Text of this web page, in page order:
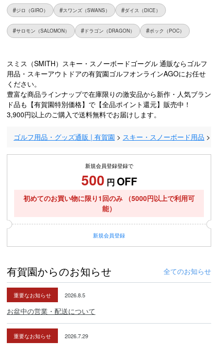
ジロ（GIRO） スワンズ（SWANS） ダイス（DICE）
サロモン（SALOMON） ドラゴン（DRAGON） ポック（POC）
スミス（SMITH）スキー・スノーボードゴーグル 通販ならゴルフ
用品・スキーアウトドアの有賀園ゴルフオンラインAGOにお任せ
ください。
豊富な商品ラインナップで在庫限りの激安品から新作・人気ブラン
ド品も【有賀園特別価格】で【全品ポイント還元】販売中！
3,900円以上のご購入で送料無料でお届けします。
ゴルフ用品・グッズ通販 | 有賀園 スキー・スノーボード用品
新規会員登録登録で
500 円 OFF
初めてのお買い物に限り1回のみ
（5000円以上で利用可
能）
新規会員登録
有賀園からのお知らせ 全てのお知らせ
重要なお知らせ 2026.8.5
お盆中の営業・配送について
重要なお知らせ 2026.7.29